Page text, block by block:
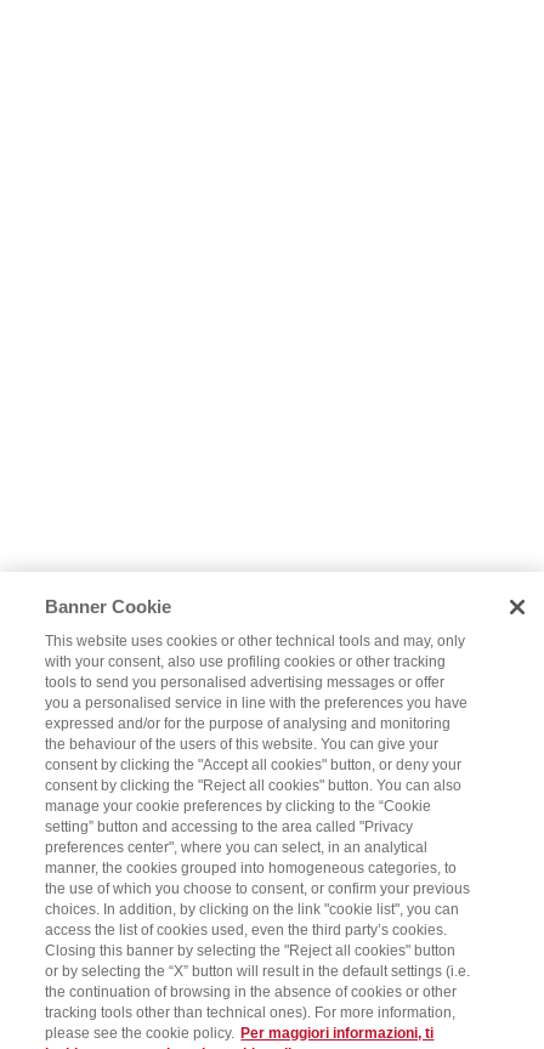
Banner Cookie
This website uses cookies or other technical tools and may, only
with your consent, also use profiling cookies or other tracking
tools to send you personalised advertising messages or offer
you a personalised service in line with the preferences you have
expressed and/or for the purpose of analysing and monitoring
the behaviour of the users of this website. You can give your
consent by clicking the "Accept all cookies" button, or deny your
consent by clicking the "Reject all cookies" button. You can also
manage your cookie preferences by clicking to the “Cookie
setting” button and accessing to the area called "Privacy
preferences center", where you can select, in an analytical
manner, the cookies grouped into homogeneous categories, to
the use of which you choose to consent, or confirm your previous
choices. In addition, by clicking on the link "cookie list", you can
access the list of cookies used, even the third party’s cookies.
Closing this banner by selecting the "Reject all cookies" button
or by selecting the “X” button will result in the default settings (i.e.
the continuation of browsing in the absence of cookies or other
tracking tools other than technical ones). For more information,
please see the cookie policy. Per maggiori informazioni, ti